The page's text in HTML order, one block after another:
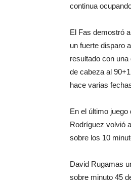
continua
El Fas demostró
un fuerte disparo
resultado con
de cabeza al
hace varias
En el último
Rodríguez volvió
sobre los 10
David Rugamas
sobre minuto 45